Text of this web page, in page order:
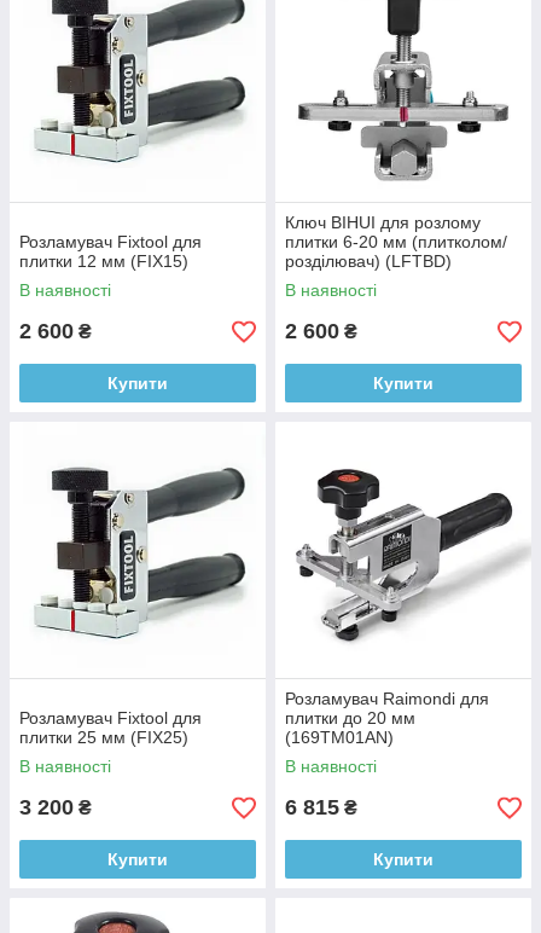
Розламувач Fixtool для
плитки 12 мм (FIX15)
В наявності
2 600 ₴
Купити
Ключ BIHUI для розлому
плитки 6-20 мм (плитколом/
розділювач) (LFTBD)
В наявності
2 600 ₴
Купити
Розламувач Fixtool для
плитки 25 мм (FIX25)
В наявності
3 200 ₴
Купити
Розламувач Raimondi для
плитки до 20 мм
(169TM01AN)
В наявності
6 815 ₴
Купити